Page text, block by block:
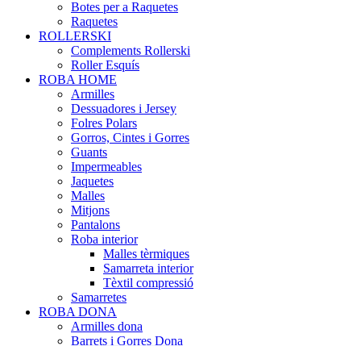
Botes per a Raquetes
Raquetes
ROLLERSKI
Complements Rollerski
Roller Esquís
ROBA HOME
Armilles
Dessuadores i Jersey
Folres Polars
Gorros, Cintes i Gorres
Guants
Impermeables
Jaquetes
Malles
Mitjons
Pantalons
Roba interior
Malles tèrmiques
Samarreta interior
Tèxtil compressió
Samarretes
ROBA DONA
Armilles dona
Barrets i Gorres Dona